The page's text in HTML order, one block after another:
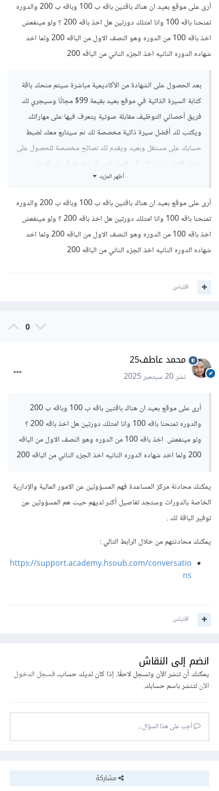
إلى نصائح عملية تساعدك على بدء مسيرتك سواء بالعمل الحر أو
بوظيفة.
ويمكنك التواصل مع مركز المساعدة لمساعدتك في أي استفسارات:
ns
أرى على موقع بعيد ان هناك باقتين باقه ب 100 وباقه ب 200 والدوره
تمنحنا باقه 100 وانا امتلك دورتين هل اخذ باقه 200 ؟ ولو مينفعش
اخذ باقه 100 من الدوره وهو النصف الاول من الباقه 200 ولما اخد
شهاده الدوره الثانيه اخذ الجزء الثاني من الباقه 200
بعد الحصول على الشهادة من الأكاديمية مباشرة سيتم منحك باقة
كتابة السيرة الذاتية في موقع بعيد بقيمة 99$ مجانًا وسيجري لك
فريق أخصائي التوظيف مقابلة صوتية يتعرف فيها على مهاراتك
ويكتب لك أفضل سيرة ذاتية مخصصة لك ثم سيتابع معك لضبط
حسابك على مستقل وبعيد ويقدم لك نصائح مخصصة للحصول على
عملك الأول سواء كان في العمل الحر أو وظيفة في شركة ما .
ومميزات التخرج لكل دورة أما بالنسبة إلى الوظيفة فهي ستكون
شاملة للدورتين .
ويمكنك محادثة مركز المساعدة لمساعدتك بشكل أفضل في هذا
الموضوع حيث الأمور المالية خاصة فقط بمركز المساعدة
sations
المساعدة ومن الممكن أن يتأخر الرد قليلا لهذا لا داعي للقلق.
أظهر المزيد
أرى على موقع بعيد ان هناك باقتين باقه ب 100 وباقه ب 200 والدوره
تمنحنا باقه 100 وانا امتلك دورتين هل اخذ باقه 200 ؟ ولو مينفعش
اخذ باقه 100 من الدوره وهو النصف الاول من الباقه 200 ولما اخد
شهاده الدوره الثانيه اخذ الجزء الثاني من الباقه 200
اقتباس
0
محمد عاطف25
نشر20 سبتمبر 2025
أرى على موقع بعيد ان هناك باقتين باقه ب 100 وباقه ب 200
والدوره تمنحنا باقه 100 وانا امتلك دورتين هل اخذ باقه 200 ؟
ولو مينفعش اخذ باقه 100 من الدوره وهو النصف الاول من الباقه
200 ولما اخد شهاده الدوره الثانيه اخذ الجزء الثاني من الباقه 200
يمكنك محادثة مركز المساعدة فهم المسؤولين عن الامور المالية والإدارية
الخاصة بالدورات وستجد تفاصيل أكثر لديهم حيث هم المسؤولين عن
توفير الباقة لك .
يمكنك محادثتهم من خلال الرابط التالي
https://support.academy.hsoub.com/conversatio
ns
اقتباس
انضم إلى النقاش
يمكنك أن تنشر الآن وتسجل لاحقًا. إذا كان لديك حساب،فسجل الدخول
الآنلتنشر باسم حسابك.
أجب على هذا السؤال...
مشاركة